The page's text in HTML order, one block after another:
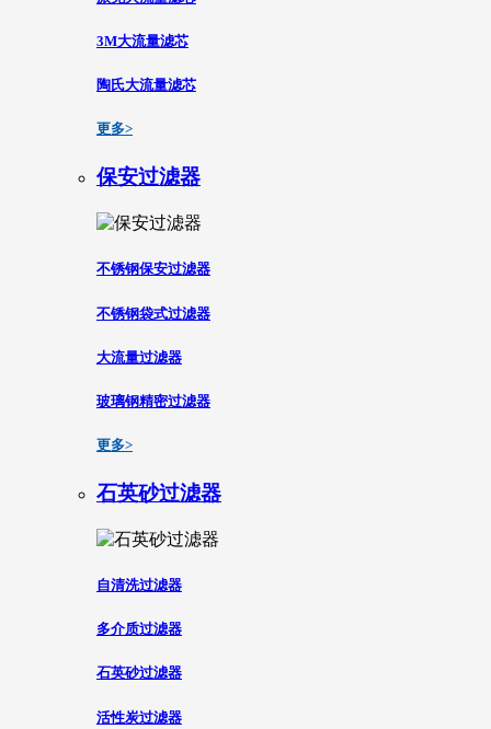
3M大流量滤芯
陶氏大流量滤芯
更多>
保安过滤器
不锈钢保安过滤器
不锈钢袋式过滤器
大流量过滤器
玻璃钢精密过滤器
更多>
石英砂过滤器
自清洗过滤器
多介质过滤器
石英砂过滤器
活性炭过滤器